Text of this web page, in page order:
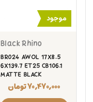
موجود
Black Rhino
BR024 AWOL 17X8.5
6X139.7 ET25 CB106.1
MATTE BLACK
۷۰,۴۷۰,۰۰۰تومان